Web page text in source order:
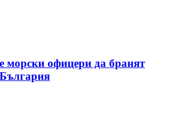
морски офицери да бранят